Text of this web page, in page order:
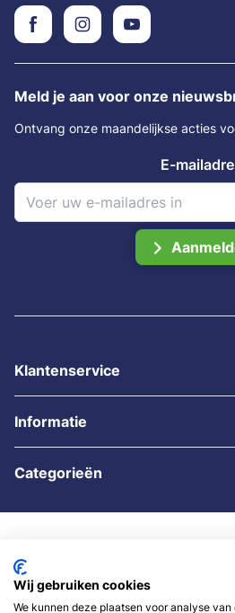
Meld je aan voor onze
Ontvang onze maandelijkse acties
E-
Klantenservice
Informatie
Categorieën
Wij gebruiken cookies
We kunnen deze plaatsen voor analyse